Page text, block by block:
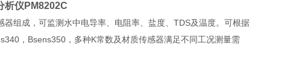
析仪 PM8202C
器组成，可监测水中电导率、电阻率、盐度、TDS及温度。可根据
，Bsens350，多种K常数及材质传感器满足不同工况测量需